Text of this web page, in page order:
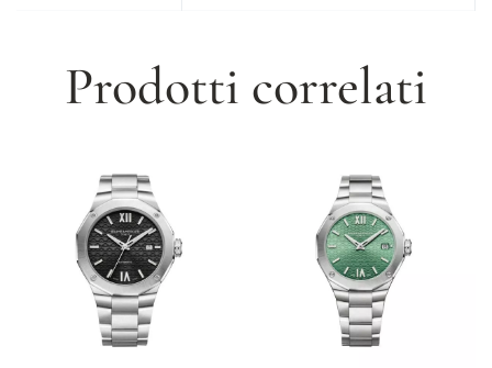
Prodotti correlati